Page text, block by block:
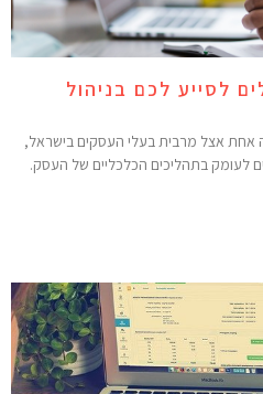
לסייע לכם בניהול
אצל מרבית בעלי העסקים בישראל,
בתהליכים הכלכליים של העסק.